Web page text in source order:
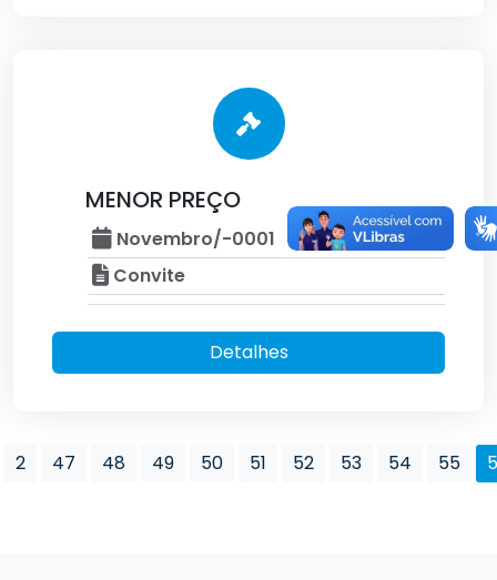
MENOR PREÇO
Novembro/-0001
Convite
Detalhes
2 47 48 49 50 51 52 53 54 55